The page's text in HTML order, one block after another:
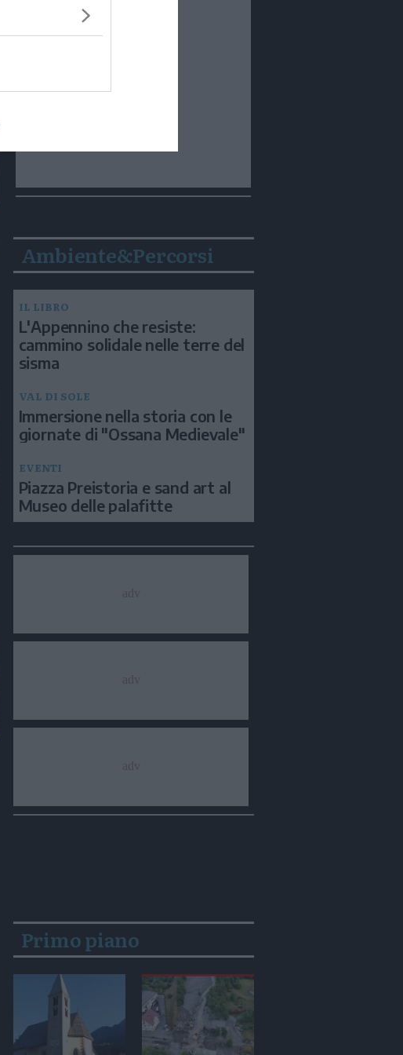
Ambiente&Percorsi
IL LIBRO
L'Appennino che resiste:
cammino solidale nelle terre del
sisma
VAL DI SOLE
Immersione nella storia con le
giornate di "Ossana Medievale"
EVENTI
Piazza Preistoria e sand art al
Museo delle palafitte
Primo piano